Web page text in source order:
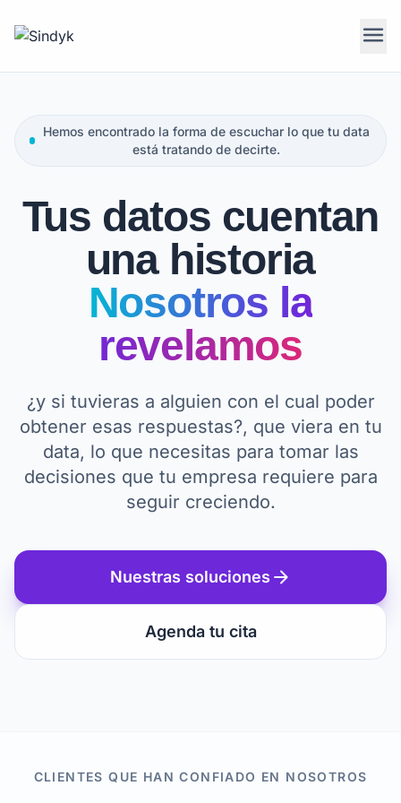
menu
Hemos encontrado la forma de escuchar lo que tu data
está tratando de decirte.
Tus datos cuentan
una historia
Nosotros la
revelamos
¿y si tuvieras a alguien con el cual poder
obtener esas respuestas?, que viera en tu
data, lo que necesitas para tomar las
decisiones que tu empresa requiere para
seguir creciendo.
Nuestras soluciones arrow_forward
Agenda tu cita
CLIENTES QUE HAN CONFIADO EN NOSOTROS